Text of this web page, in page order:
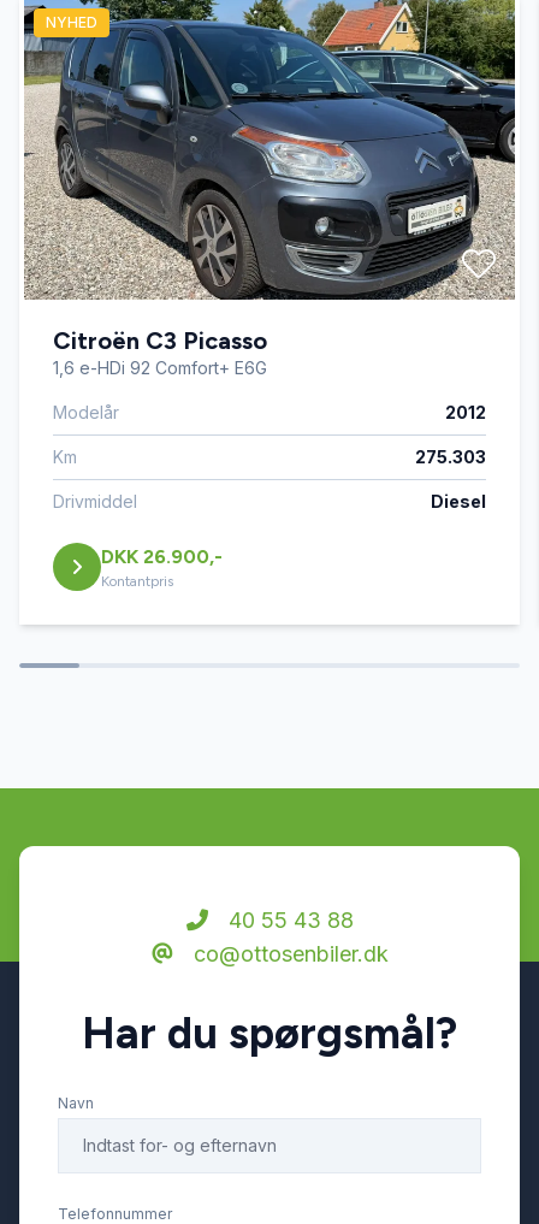
Højdejusterbart førersæde
Isofix
Kørecomputer
LED kørelys
Læderrat
Stofsæder
Tre sæder i bagved
NYHED
Citroën C3 Picasso
1,6 e-HDi 92 Comfort+ E6G
Modelår 2012
Km 275.303
Drivmiddel Diesel
DKK 26.900,-
Kontantpris
40 55 43 88
co@ottosenbiler.dk
Har du spørgsmål?
Navn
Telefonnummer